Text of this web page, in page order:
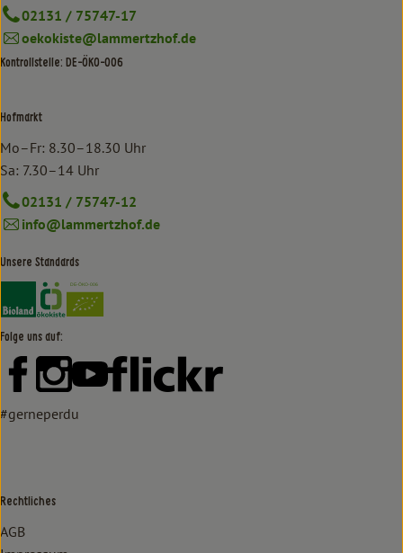
02131 / 75747-17
oekokiste@lammertzhof.de
Kontrollstelle: DE-ÖKO-006
Hofmarkt
Mo–Fr: 8.30–18.30 Uhr
Sa: 7.30–14 Uhr
02131 / 75747-12
info@lammertzhof.de
Unsere Standards
Externer Link zu https://www.bioland.de/verbraucher
Externer Link zu https://www.oekokiste.de/
Folge uns auf:
Externer Link zu https://www.facebook.com/lammertzhof/
Externer Link zu https://www.instagram.com/
Externer Link zu https://www.youtube.com/
Externer Link zu https://
#gerneperdu
Rechtliches
AGB